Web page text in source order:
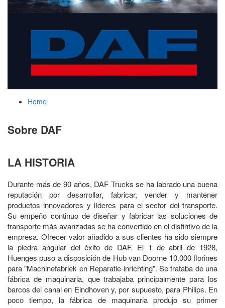
Home
Sobre DAF
LA HISTORIA
Durante más de 90 años, DAF Trucks se ha labrado una buena
reputación por desarrollar, fabricar, vender y mantener
productos innovadores y líderes para el sector del transporte.
Su empeño continuo de diseñar y fabricar las soluciones de
transporte más avanzadas se ha convertido en el distintivo de la
empresa. Ofrecer valor añadido a sus clientes ha sido siempre
la piedra angular del éxito de DAF. El 1 de abril de 1928,
Huenges puso a disposición de Hub van Doorne 10.000 florines
para "Machinefabriek en Reparatie-inrichting". Se trataba de una
fábrica de maquinaria, que trabajaba principalmente para los
barcos del canal en Eindhoven y, por supuesto, para Philips. En
poco tiempo, la fábrica de maquinaria produjo su primer